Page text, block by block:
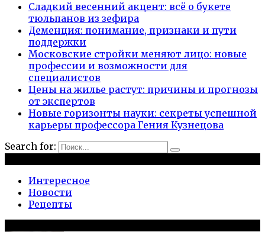
Сладкий весенний акцент: всё о букете
тюльпанов из зефира
Деменция: понимание, признаки и пути
поддержки
Московские стройки меняют лицо: новые
профессии и возможности для
специалистов
Цены на жилье растут: причины и прогнозы
от экспертов
Новые горизонты науки: секреты успешной
карьеры профессора Гения Кузнецова
Search for:
Интересное
Новости
Рецепты